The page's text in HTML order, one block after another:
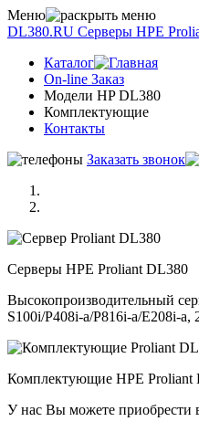
Меню
DL380.RU Серверы НРE
Каталог
On-line Заказ
Модели HP DL380
Комплектующие
Контакты
Заказать звонок
Серверы НРE Prоliаnt DL380
Высокопроизводительный
S100i/P408i-a/P816i-a/E208i-a,
Комплектующие НРE Prоliаnt
У нас Вы можете приобрести